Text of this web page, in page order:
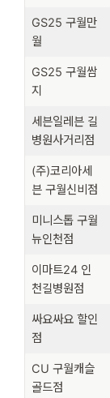
GS25 구월만
월
GS25 구월쌈
지
세븐일레븐 길
병원사거리점
(주)코리아세
븐 구월신비점
미니스톱 구월
뉴인천점
이마트24 인
천길병원점
싸요싸요 할인
점
CU 구월캐슬
골드점